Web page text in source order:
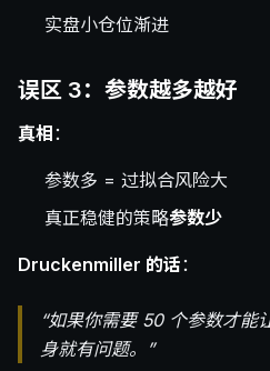
实盘小仓位渐进
误区 3：参数越多越好
真相 ：
参数多 = 过拟合风险大
真正稳健的策略参数少
Druckenmiller 的话：
“如果你需要 50 个参数才能
身就有问题。”